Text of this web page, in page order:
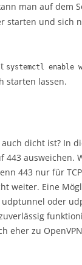
man auf dem
starten und sich
systemctl enable
starten lassen.
dicht ist? In
443 ausweichen.
443 nur für
weiter. Eine
oder
eher zu